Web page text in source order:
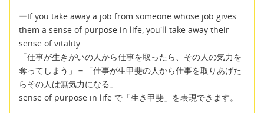
ーIf you take away a job from someone whose job gives
them a sense of purpose in life, you'll take away their
sense of vitality.
「仕事が生きがいの人から仕事を取ったら、その人の気力を
奪ってしまう」＝「仕事が生甲斐の人から仕事を取りあげた
らその人は無気力になる」
sense of purpose in life で「生き甲斐」を表現できます。